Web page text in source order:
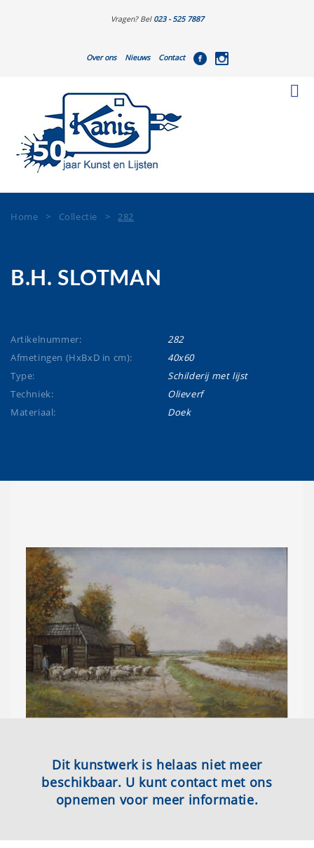
Vragen? Bel 023 - 525 7887
Over ons Nieuws Contact
Home > Collectie >282
B.H. SLOTMAN
Artikelnummer:
282
Afmetingen (HxBxD in cm):
40x60
Type:
Schilderij met lijst
Techniek:
Olieverf
Materiaal:
Doek
Dit kunstwerk is helaas niet meer
beschikbaar. U kunt contact met ons
opnemen voor meer informatie.